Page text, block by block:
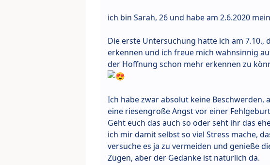
ich bin Sarah, 26 und habe am 2.6.2020
Die erste Untersuchung hatte ich am
erkennen und ich freue mich wahnsinnig
der Hoffnung schon mehr erkennen zu
Ich habe zwar absolut keine Beschwerden,
eine riesengroße Angst vor einer
Geht euch das auch so oder seht ihr das
ich mir damit selbst so viel Stress mache,
versuche es ja zu vermeiden und genieße
Zügen, aber der Gedanke ist natürlich da.